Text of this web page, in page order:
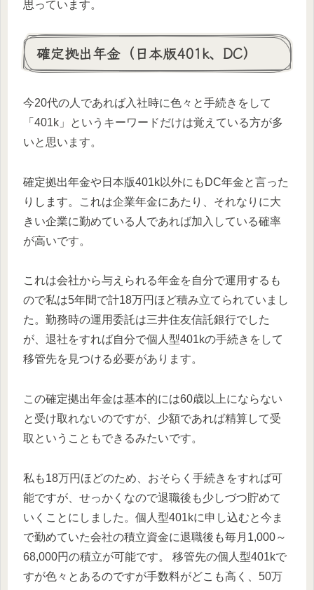
思っています。
確定拠出年金（日本版401k、DC）
今20代の人であれば入社時に色々と手続きをして
「401k」というキーワードだけは覚えている方が多
いと思います。
確定拠出年金や日本版401k以外にもDC年金と言った
りします。これは企業年金にあたり、それなりに大
きい企業に勤めている人であれば加入している確率
が高いです。
これは会社から与えられる年金を自分で運用するも
ので私は5年間で計18万円ほど積み立てられていまし
た。勤務時の運用委託は三井住友信託銀行でした
が、退社をすれば自分で個人型401kの手続きをして
移管先を見つける必要があります。
この確定拠出年金は基本的には60歳以上にならない
と受け取れないのですが、少額であれば精算して受
取ということもできるみたいです。
私も18万円ほどのため、おそらく手続きをすれば可
能ですが、せっかくなので退職後も少しづつ貯めて
いくことにしました。個人型401kに申し込むと今ま
で勤めていた会社の積立資金に退職後も毎月1,000～
68,000円の積立が可能です。 移管先の個人型401kで
すが色々とあるのですが手数料がどこも高く、50万